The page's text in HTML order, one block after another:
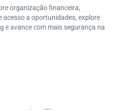
organização financeira,
acesso a oportunidades, explore
e avance com mais segurança na